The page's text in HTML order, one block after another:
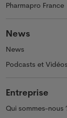
Pharmapro France
News
News
Podcasts et Vidéos
Entreprise
Qui sommes-nous